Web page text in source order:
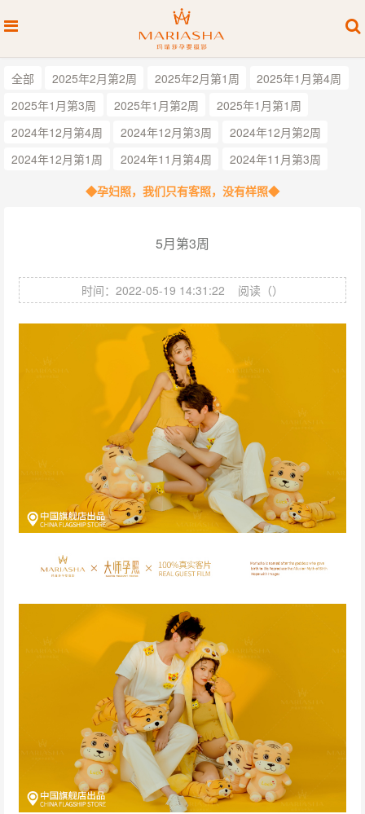
全部 2025年2月第2周 2025年2月第1周
2025年1月第4周
2025年1月第3周
2025年1月第2周
2025年1月第1周
2024年12月第4周
2024年12月第3周
2024年12月第2周
2024年12月第1周
2024年11月第4周
2024年11月第3周
◆孕妇照，我们只有客照，没有样照◆
5月第3周
时间：2022-05-19 14:31:22 阅读（）